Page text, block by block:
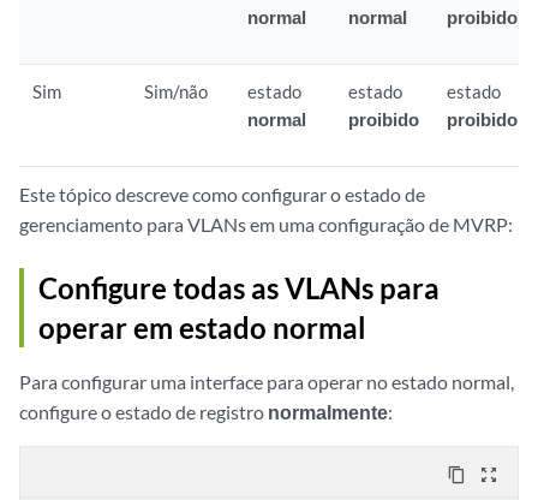
normal normal proibido
Sim Sim/não
estado
normal
estado
proibido
estado
proibido
Este tópico descreve como configurar o estado de
gerenciamento para VLANs em uma configuração de MVRP:
Configure todas as VLANs para
operar em estado normal
Para configurar uma interface para operar no estado normal,
configure o estado de registro normalmente:
content_copy zoom_out_map